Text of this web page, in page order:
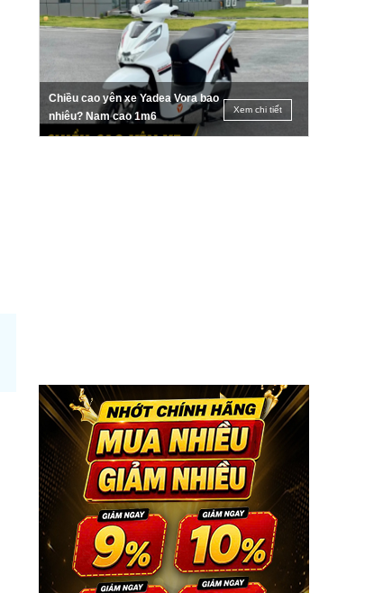
Chiều cao yên xe Yadea Vora bao
nhiêu? Nam cao 1m6
Xem chi tiết